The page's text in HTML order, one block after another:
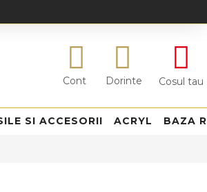
Cont Dorinte Cosul tau
SI ACCESORII ACRYL BAZA